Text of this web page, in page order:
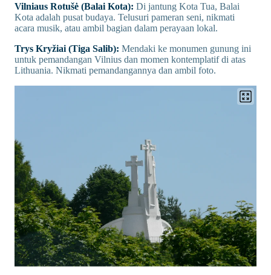
Vilniaus Rotušė (Balai Kota): Di jantung Kota Tua, Balai
Kota adalah pusat budaya. Telusuri pameran seni, nikmati
acara musik, atau ambil bagian dalam perayaan lokal.
Trys Kryžiai (Tiga Salib): Mendaki ke monumen gunung ini
untuk pemandangan Vilnius dan momen kontemplatif di atas
Lithuania. Nikmati pemandangannya dan ambil foto.